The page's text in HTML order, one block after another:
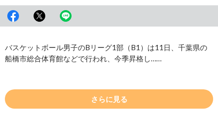
バスケットボール男子のBリーグ1部（B1）は11日、千葉県の
船橋市総合体育館などで行われ、今季昇格し……
さらに見る